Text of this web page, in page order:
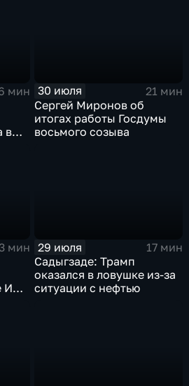
мин
в
30 июля
21 мин
Сергей Миронов об
итогах работы Госдумы
восьмого созыва
мин
ИИ
29 июля
17 мин
Садыгзаде: Трамп
оказался в ловушке из-за
ситуации с нефтью